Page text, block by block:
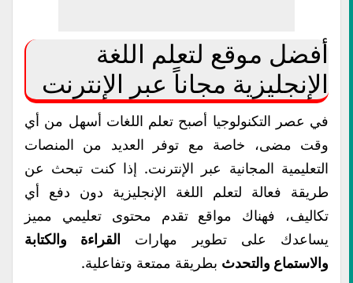
أفضل موقع لتعلم اللغة
الإنجليزية مجاناً عبر الإنترنت
في عصر التكنولوجيا أصبح تعلم اللغات أسهل من أي
وقت مضى، خاصة مع توفر العديد من المنصات
التعليمية المجانية عبر الإنترنت. إذا كنت تبحث عن
طريقة فعالة لتعلم اللغة الإنجليزية دون دفع أي
تكاليف، فهناك مواقع تقدم محتوى تعليمي مميز
يساعدك على تطوير مهارات
القراءة والكتابة
والاستماع والتحدث بطريقة ممتعة وتفاعلية.